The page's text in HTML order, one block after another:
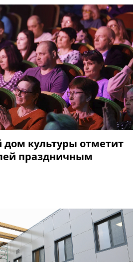
дом культуры отметит
праздничным